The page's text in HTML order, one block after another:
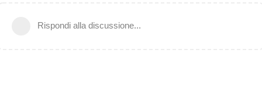
Rispondi alla discussione...